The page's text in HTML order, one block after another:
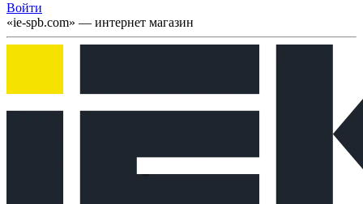
Войти
«ie-spb.com» — интернет магазин